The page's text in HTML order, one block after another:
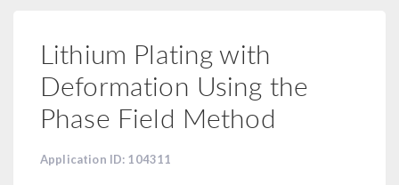
Lithium Plating with
Deformation Using the
Phase Field Method
Application ID: 104311